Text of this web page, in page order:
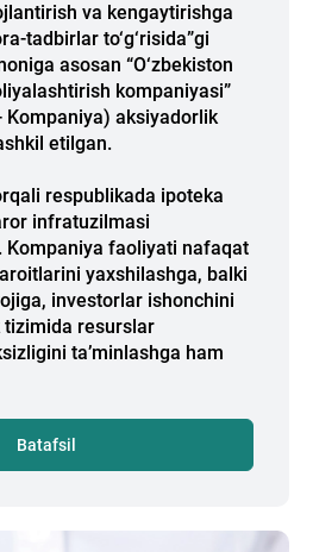
va kengaytirishga
tadbirlar to‘g‘risida”gi
asosan “O‘zbekiston
kompaniyasi”
Kompaniya) aksiyadorlik
etilgan.
respublikada ipoteka
infratuzilmasi
faoliyati nafaqat
yaxshilashga, balki
investorlar ishonchini
tizimida resurslar
ta’minlashga ham
Batafsil